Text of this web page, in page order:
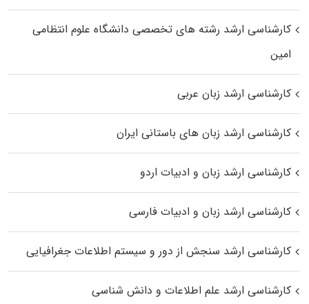
کارشناسی ارشد رﺷﺘﻪ ﻫﺎی تخصصی داﻧﺸﮕﺎه ﻋﻠﻮم انتظامی
اﻣﻴﻦ
کارشناسی ارشد زبان عربی
کارشناسی ارشد زبان‌ های باستانی ایران
کارشناسی ارشد زبان و ادبیات اردو
کارشناسی ارشد زبان و ادبیات فارسی
کارشناسی ارشد سنجش از دور و سیستم اطلاعات جغرافیایی
کارشناسی ارشد علم اطلاعات و دانش شناسی